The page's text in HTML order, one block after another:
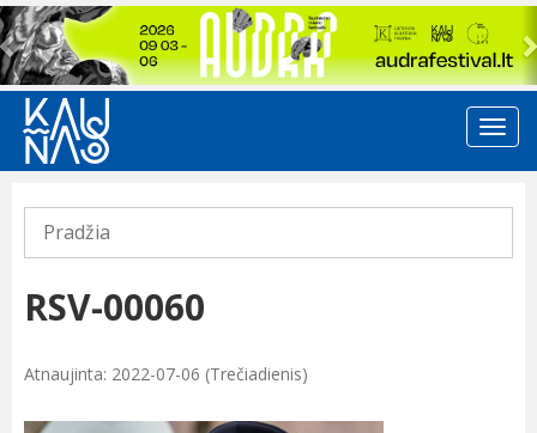
Previous
Pradžia
RSV-00060
Atnaujinta: 2022-07-06 (Trečiadienis)